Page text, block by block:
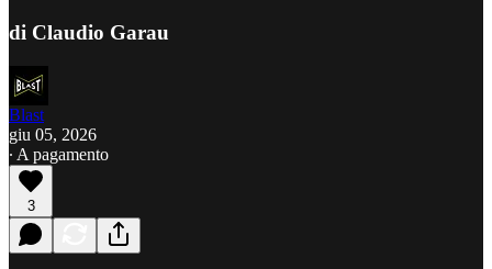
di Claudio Garau
Blast
giu 05, 2026
∙ A pagamento
3